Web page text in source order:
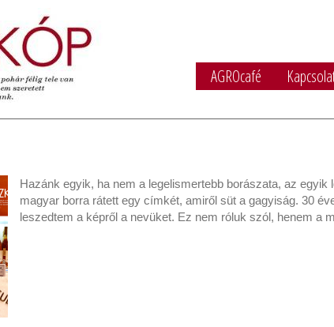
AGROcafé
Hazánk egyik, ha nem a legelismertebb borászata, az egyik
magyar borra rátett egy címkét, amiről süt a gagyiság. 30
leszedtem a képről a nevüket. Ez nem róluk szól, henem a